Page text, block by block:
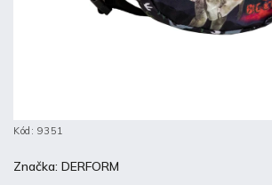
Kód: 9351
Značka: DERFORM